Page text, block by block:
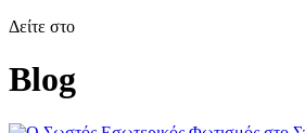
Δείτε στο
Blog